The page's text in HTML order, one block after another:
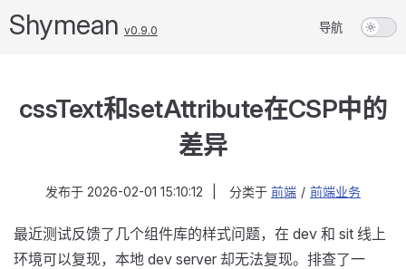
Shymean v0.9.0 导航
cssText和setAttribute在CSP中的
差异
发布于 2026-02-01 15:10:12 分类于 前端 / 前端业务
最近测试反馈了几个组件库的样式问题，在 dev 和 sit 线上
环境可以复现，本地 dev server 却无法复现。排查了一